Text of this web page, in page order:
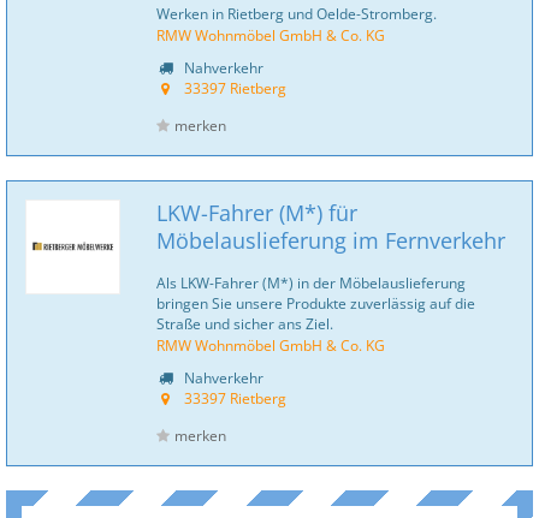
Werken in Rietberg und Oelde-Stromberg.
RMW Wohnmöbel GmbH & Co. KG
Nahverkehr
33397 Rietberg
merken
LKW-Fahrer (M*) für
Möbelauslieferung im Fernverkehr
Als LKW-Fahrer (M*) in der Möbelauslieferung
bringen Sie unsere Produkte zuverlässig auf die
Straße und sicher ans Ziel.
RMW Wohnmöbel GmbH & Co. KG
Nahverkehr
33397 Rietberg
merken